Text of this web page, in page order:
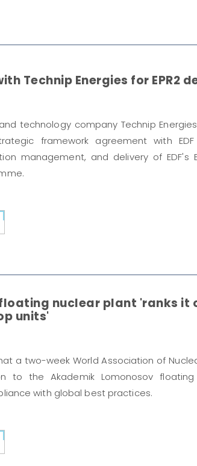
Technip Energies for EPR2
technology company Technip
framework agreement with
management, and delivery of EDF's
nuclear plant 'ranks it
units'
a two-week World Association of
to the Akademik Lomonosov
with global best practices.